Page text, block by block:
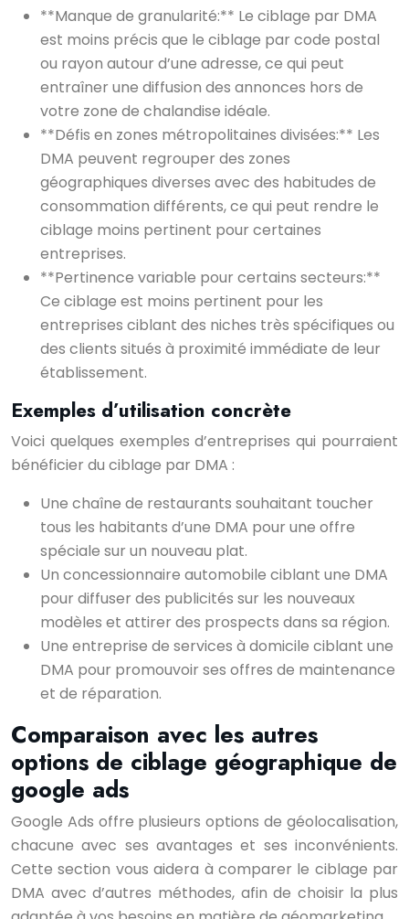
**Manque de granularité:** Le ciblage par DMA
est moins précis que le ciblage par code postal
ou rayon autour d’une adresse, ce qui peut
entraîner une diffusion des annonces hors de
votre zone de chalandise idéale.
**Défis en zones métropolitaines divisées:** Les
DMA peuvent regrouper des zones
géographiques diverses avec des habitudes de
consommation différents, ce qui peut rendre le
ciblage moins pertinent pour certaines
entreprises.
**Pertinence variable pour certains secteurs:**
Ce ciblage est moins pertinent pour les
entreprises ciblant des niches très spécifiques ou
des clients situés à proximité immédiate de leur
établissement.
Exemples d’utilisation concrète
Voici quelques exemples d’entreprises qui pourraient
bénéficier du ciblage par DMA :
Une chaîne de restaurants souhaitant toucher
tous les habitants d’une DMA pour une offre
spéciale sur un nouveau plat.
Un concessionnaire automobile ciblant une DMA
pour diffuser des publicités sur les nouveaux
modèles et attirer des prospects dans sa région.
Une entreprise de services à domicile ciblant une
DMA pour promouvoir ses offres de maintenance
et de réparation.
Comparaison avec les autres
options de ciblage géographique de
google ads
Google Ads offre plusieurs options de géolocalisation,
chacune avec ses avantages et ses inconvénients.
Cette section vous aidera à comparer le ciblage par
DMA avec d’autres méthodes, afin de choisir la plus